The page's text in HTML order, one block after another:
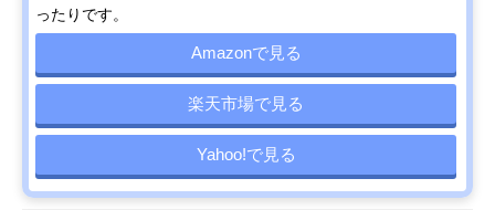
ったりです。
Amazonで見る
楽天市場で見る
Yahoo!で見る